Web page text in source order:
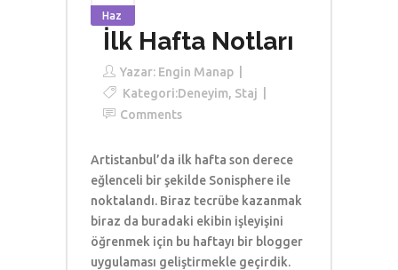
Haz
İlk Hafta Notları
Yazar: Engin Manap
Kategori:Deneyim, Staj
Comments
Artistanbul’da ilk hafta son derece
eğlenceli bir şekilde Sonisphere ile
noktalandı. Biraz tecrübe kazanmak
biraz da buradaki ekibin işleyişini
öğrenmek için bu haftayı bir blogger
uygulaması geliştirmekle geçirdik.